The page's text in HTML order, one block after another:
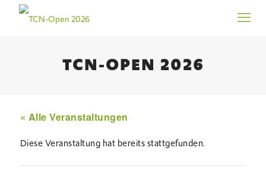
TCN-OPEN 2026
« Alle Veranstaltungen
Diese Veranstaltung hat bereits stattgefunden.